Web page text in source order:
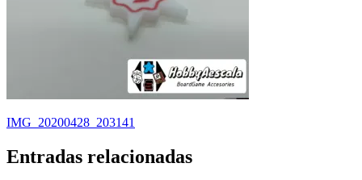
Navegación
de
entradas
IMG_20200428_203141
Entradas relacionadas